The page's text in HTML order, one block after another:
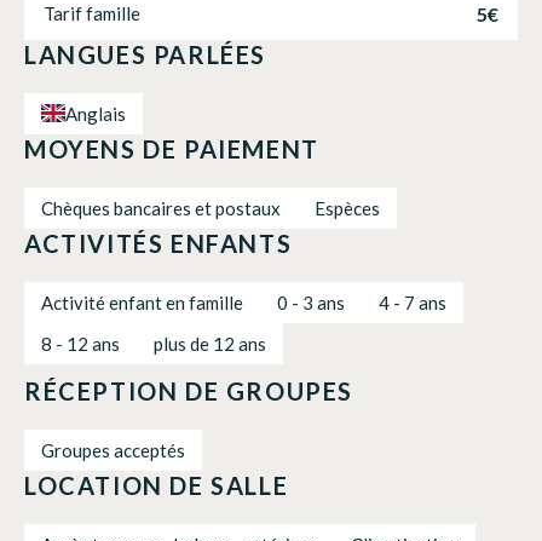
Tarif famille 5€
LANGUES PARLÉES
Anglais
MOYENS DE PAIEMENT
Chèques bancaires et postaux Espèces
ACTIVITÉS ENFANTS
Activité enfant en famille 0 - 3 ans
4 - 7 ans
8 - 12 ans
plus de 12 ans
RÉCEPTION DE GROUPES
Groupes acceptés
LOCATION DE SALLE